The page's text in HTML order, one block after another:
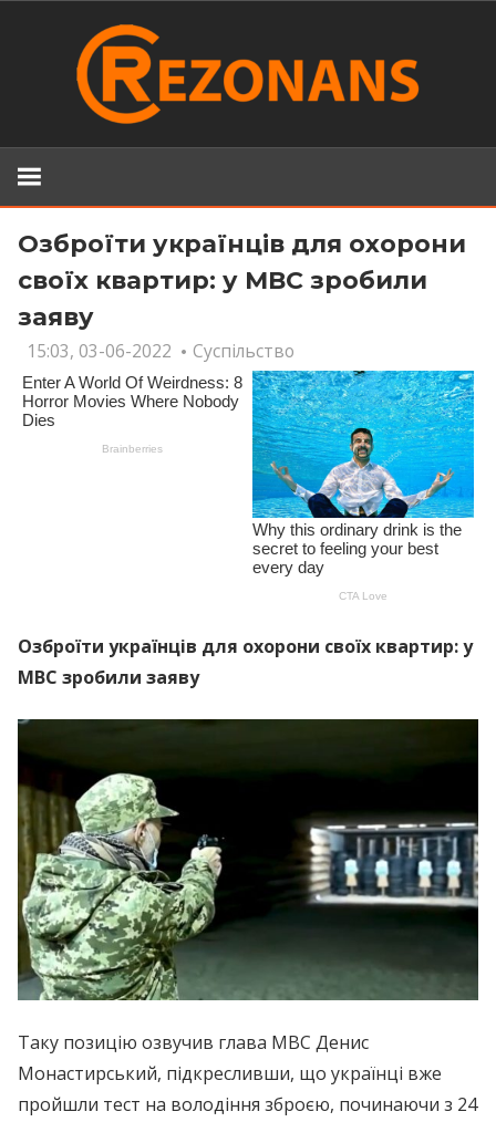
Озброїти українців для охорони
своїх квартир: у МВС зробили
заяву
15:03, 03-06-2022 Суспільство
Озброїти українців для охорони своїх квартир: у
МВС зробили заяву
Таку позицію озвучив глава МВС Денис
Монастирський, підкресливши, що українці вже
пройшли тест на володіння зброєю, починаючи з 24